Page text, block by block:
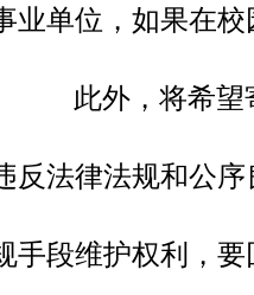
业单位，如果在
此外，将希望寄
反法律法规和公
手段维护权利，